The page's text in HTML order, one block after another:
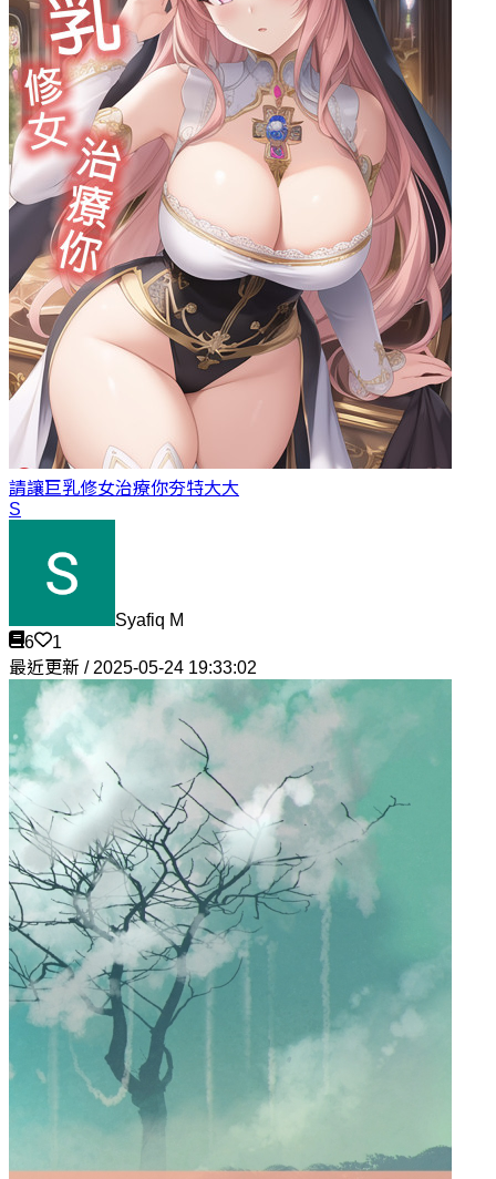
請讓巨乳修女治療你夯特大大
S
Syafiq M
6
1
最近更新 / 2025-05-24 19:33:02